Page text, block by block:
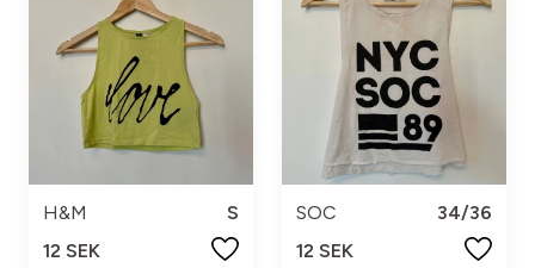
H&M
S
12 SEK
SOC
34/36
12 SEK